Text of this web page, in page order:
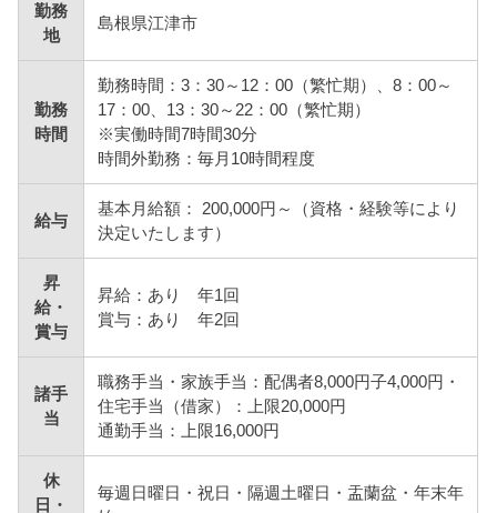
勤務
地
島根県江津市
勤務
時間
勤務時間：3：30～12：00（繁忙期）、8：00～
17：00、13：30～22：00（繁忙期）
※実働時間7時間30分
時間外勤務：毎月10時間程度
給与
基本月給額： 200,000円～（資格・経験等により
決定いたします）
昇
給・
賞与
昇給：あり 年1回
賞与：あり 年2回
諸手
当
職務手当・家族手当：配偶者8,000円子4,000円・
住宅手当（借家）：上限20,000円
通勤手当：上限16,000円
休
日・
毎週日曜日・祝日・隔週土曜日・盂蘭盆・年末年